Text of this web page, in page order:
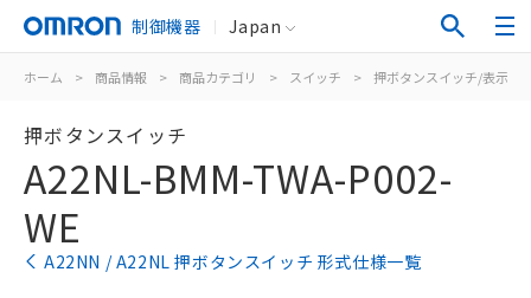
制御機器 Japan
ホーム > 商品情報 > 商品カテゴリ > スイッチ > 押ボタンスイッチ/表示灯
押ボタンスイッチ
A22NL-BMM-TWA-P002-
WE
A22NN / A22NL 押ボタンスイッチ 形式仕様一覧